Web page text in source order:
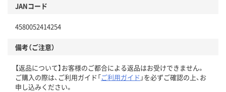
JANコード
4580052414254
備考（ご注意）
【返品について】お客様のご都合による返品はお受けできません。
ご購入の際は、ご利用ガイド「ご利用ガイド 」を必ずご確認の上、お
申し込みください。